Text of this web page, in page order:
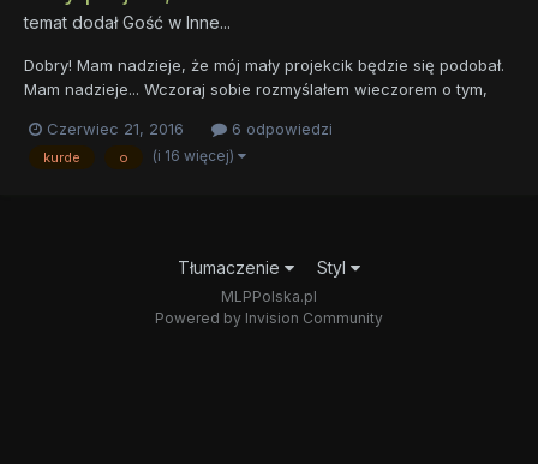
temat dodał Gość w Inne...
Dobry! Mam nadzieje, że mój mały projekcik będzie się podobał.
Mam nadzieje... Wczoraj sobie rozmyślałem wieczorem o tym,
gest. No i po dłuuuuuuugim zastanowieniu publikuje mapę. Dość
nietypową mapę na, której zaznaczyłem yyy kucyki....
Czerwiec 21, 2016 6 odpowiedzi
kurde o (i 16 więcej)
Tłumaczenie Styl
MLPPolska.pl
Powered by Invision Community